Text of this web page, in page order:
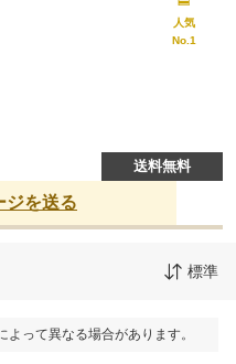
人気
No.1
送料無料
ジを送る
標準
って異なる場合があります。